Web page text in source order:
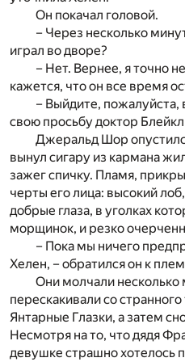
Он покачал головой.
– Через несколько
играл во дворе?
– Нет. Вернее, я точно
кажется, что он все время
– Выйдите,
свою просьбу доктор
Джеральд Шор
вынул сигару из кармана
зажег спичку. Пламя,
черты его лица: высокий
добрые глаза, в уголках
морщинок, и резко
– Пока мы ничего
Хелен, – обратился он к
Они молчали
перескакивали со
Янтарные Глазки, а затем
Несмотря на то, что дядя
девушке страшно хотелось